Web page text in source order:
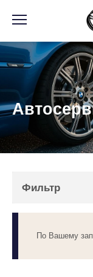
По Вашему
Фильтр
Информация
Фильтр